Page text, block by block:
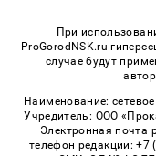
При
ProGorodNSK.ru
случае будут
Наименование:
Учредитель: ООО
Электронная почта
телефон редакции: +7